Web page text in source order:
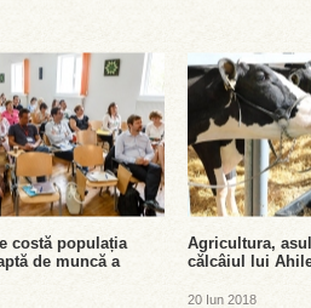
costă populația
de muncă a
Agricultura,
călcâiul lui
20 Iun 2018